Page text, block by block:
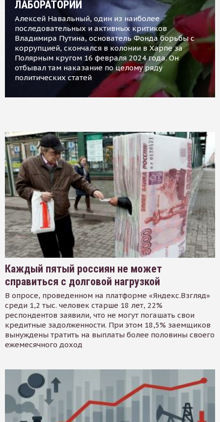
ЛАБОРАТОРИИ
Алексей Навальный, один из наиболее
последовательных и активных критиков
Владимира Путина, основатель Фонда борьбы с
коррупцией, скончался в колонии в Харпе за
Полярным кругом 16 февраля 2024 года. Он
отбывал там наказание по целому ряду
политических статей
Каждый пятый россиян не может
справиться с долговой нагрузкой
В опросе, проведенном на платформе «Яндекс.Взгляд»
среди 1,2 тыс. человек старше 18 лет, 22%
респондентов заявили, что не могут погашать свои
кредитные задолженности. При этом 18,5% заемщиков
вынуждены тратить на выплаты более половины своего
ежемесячного доход